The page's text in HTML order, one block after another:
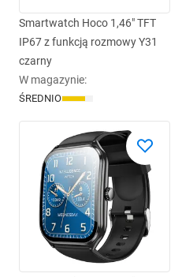
Smartwatch Hoco 1,46" TFT
IP67 z funkcją rozmowy Y31
czarny
W magazynie:
ŚREDNIO